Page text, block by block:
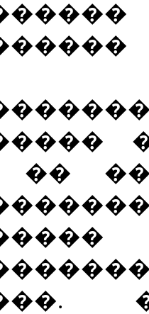
��